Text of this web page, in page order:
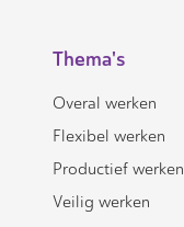
Thema's
Overal werken
Flexibel werken
Productief werken
Veilig werken